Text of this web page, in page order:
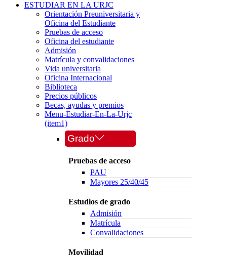
ESTUDIAR EN LA URJC
Orientación Preuniversitaria y
Oficina del Estudiante
Pruebas de acceso
Oficina del estudiante
Admisión
Matrícula y convalidaciones
Vida universitaria
Oficina Internacional
Biblioteca
Precios públicos
Becas, ayudas y premios
Menu-Estudiar-En-La-Urjc
(item1)
Grado
Pruebas de acceso
PAU
Mayores 25/40/45
Estudios de grado
Admisión
Matrícula
Convalidaciones
Movilidad